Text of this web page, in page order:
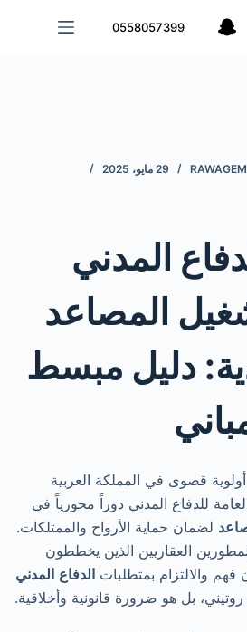
0558057399
29 مايو، 2025
المدني
المصاعد
دليل مبسط
أولوية قصوى في المملكة العربية
للدفاع المدني دوراً محورياً في
لضمان حماية الأرواح والممتلكات.
العقاريين الذين يخططون
فهم والالتزام بمتطلبات الدفاع المدني
بل هو ضرورة قانونية وأخلاقية.